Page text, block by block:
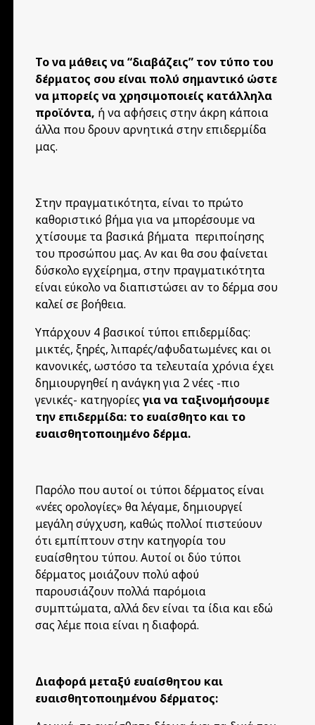
Το να μάθεις να “διαβάζεις” τον τύπο του
δέρματος σου είναι πολύ σημαντικό ώστε
να μπορείς να χρησιμοποιείς κατάλληλα
προϊόντα, ή να αφήσεις στην άκρη κάποια
άλλα που δρουν αρνητικά στην επιδερμίδα
μας.
Στην πραγματικότητα, είναι το πρώτο
καθοριστικό βήμα για να μπορέσουμε να
χτίσουμε τα βασικά βήματα περιποίησης
του προσώπου μας. Αν και θα σου φαίνεται
δύσκολο εγχείρημα, στην πραγματικότητα
είναι εύκολο να διαπιστώσει αν το δέρμα σου
καλεί σε βοήθεια.
Υπάρχουν 4 βασικοί τύποι επιδερμίδας:
μικτές, ξηρές, λιπαρές/αφυδατωμένες και οι
κανονικές, ωστόσο τα τελευταία χρόνια έχει
δημιουργηθεί η ανάγκη για 2 νέες -πιο
γενικές- κατηγορίες για να ταξινομήσουμε
την επιδερμίδα: το ευαίσθητο και το
ευαισθητοποιημένο δέρμα.
Παρόλο που αυτοί οι τύποι δέρματος είναι
«νέες ορολογίες» θα λέγαμε, δημιουργεί
μεγάλη σύγχυση, καθώς πολλοί πιστεύουν
ότι εμπίπτουν στην κατηγορία του
ευαίσθητου τύπου. Αυτοί οι δύο τύποι
δέρματος μοιάζουν πολύ αφού
παρουσιάζουν πολλά παρόμοια
συμπτώματα, αλλά δεν είναι τα ίδια και εδώ
σας λέμε ποια είναι η διαφορά.
Διαφορά μεταξύ ευαίσθητου και
ευαισθητοποιημένου δέρματος: